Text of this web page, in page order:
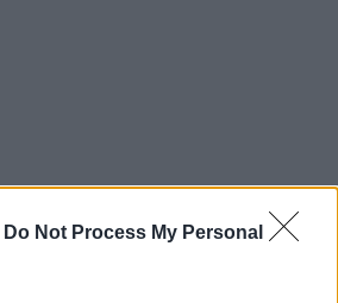
Do Not Process My Personal